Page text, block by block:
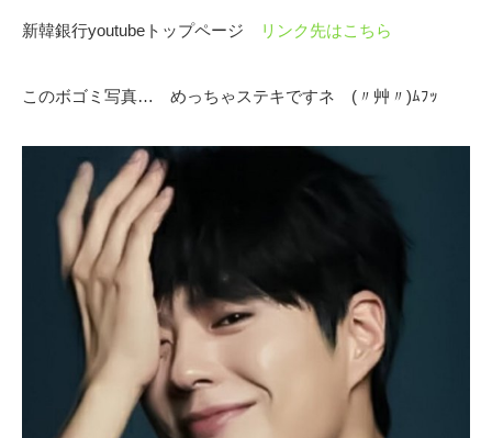
新韓銀行youtubeトップページ リンク先はこちら
このボゴミ写真… めっちゃステキですネ (〃艸〃)ﾑﾌｯ